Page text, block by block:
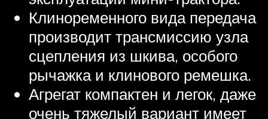
Клиноременного вида передача
производит трансмиссию узла
сцепления из шкива, особого
рычажка и клинового ремешка.
Агрегат компактен и легок, даже
очень тяжелый вариант имеет